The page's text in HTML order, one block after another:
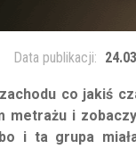
Data publikacji:
co jakiś
metrażu i
i ta grupa